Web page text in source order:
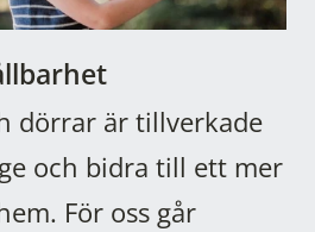
dörrar är tillverkade
och bidra till ett mer
För oss går